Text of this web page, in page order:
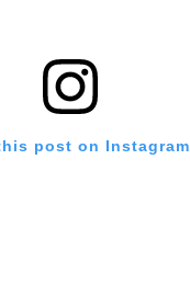
post on Instagram